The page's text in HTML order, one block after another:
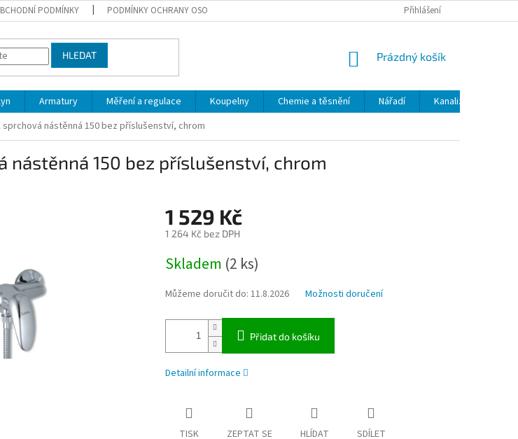
PODMÍNKY PODMÍNKY OCHRANY OSOBNÍCH ÚDAJŮ MOJE OBJEDNÁVKA
Přihlášení
HLEDAT
NÁKUPNÍ
Prázdný košík
Armatury Měření a regulace Koupelny Chemie a těsnění Nářadí Kanalizace
sprchová nástěnná 150 bez příslušenství, chrom
nástěnná 150 bez příslušenství, chrom
1 529 Kč
1 264 Kč bez DPH
cena:
Skladem (2 ks)
Můžeme doručit do: 11.8.2026 Možnosti doručení
Přidat do košíku
Detailní informace
TISK ZEPTAT SE HLÍDAT SDÍLET